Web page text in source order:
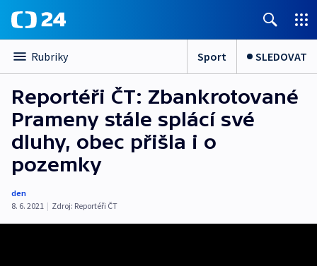
Rubriky Sport SLEDOVAT
Reportéři ČT: Zbankrotované
Prameny stále splácí své
dluhy, obec přišla i o
pozemky
den
8. 6. 2021 | Zdroj: Reportéři ČT